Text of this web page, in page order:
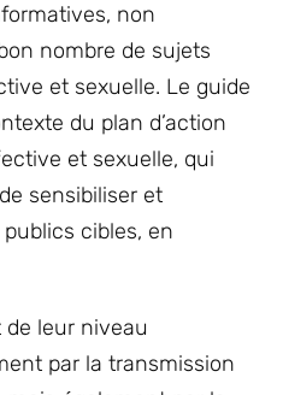
non
nombre de sujets
et sexuelle. Le guide
du plan d’action
et sexuelle, qui
sensibiliser et
cibles, en
leur niveau
par la transmission